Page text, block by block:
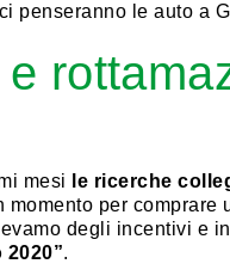
ci penseranno le auto a
mesi le ricerche
momento per
degli incentivi e
.